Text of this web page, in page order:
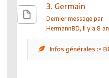
3. Germain
Dernier message par
HermannBD, Il y a 8
Infos générales :>